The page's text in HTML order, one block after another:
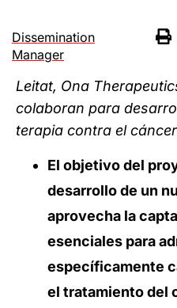
Dissemination
Manager
Leitat, Ona
colaboran para
terapia contra el
El objetivo del
desarrollo de un
aprovecha la
esenciales para
específicamente
el tratamiento del